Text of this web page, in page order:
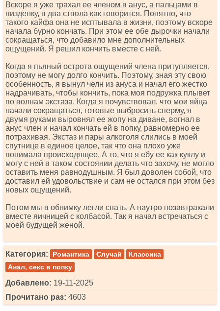
Вскоре я уже трахал ее членом в анус, а пальцами в
пизденку, в два ствола как говорится. Понятно, что
такого кайфа она не исптывала в жизни, поэтому вскоре
начала бурно кончать. При этом ее обе дырочки начали
сокращаться, что добавило мне дополнительных
ощущений. Я решил кончить вместе с ней.
Когда я пьяный острота ощущений члена притупляется,
поэтому не могу долго кончить. Поэтому, зная эту свою
особенность, я вынул челн из ануса и начал его жестко
надрачивать, чтобы кончить, пока моя подружка плывет
по волнам экстаза. Когда я почувствовал, что мои яйца
начали сокращаться, готовые выбросить сперму, я
двумя руками выровнял ее жопу на диване, вогнал в
анус член и начал кончать ей в попку, равномерно ее
потрахивая. Экстаз и пары алкоголя слились в моей
спутнице в единое целое, так что она плохо уже
понимала происходящее. А то, что я ебу ее как куклу и
могу с ней в таком состоянии делать что захочу, не могло
оставить меня равнодушным. Я был доволен собой, что
доставил ей удовольствие и сам не остался при этом без
новых ощущений.
Потом мы в обнимку легли спать. А наутро позавтракали
вместе яичницей с колбасой. Так я начал встречаться с
моей будущей женой.
Категория: Романтика Случай
Классика
Анал, секс в попку
Добавлено: 19-11-2025
Прочитано раз: 4603